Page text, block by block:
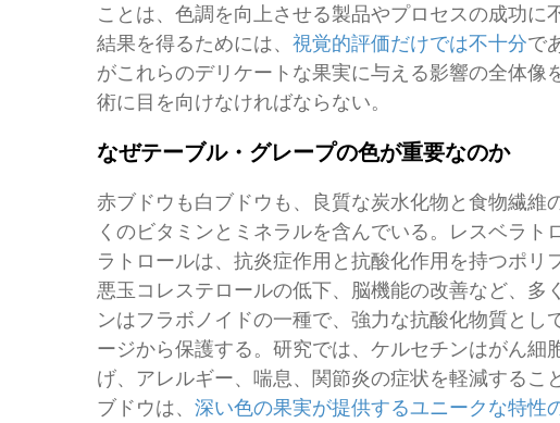
ことは、色調を向上させる製品やプロセスの成功に
結果を得るためには、 視覚的評価だけでは不十分で
がこれらのデリケートな果実に与える影響の全体像
術に目を向けなければならない。
なぜテーブル・グレープの色が重要なのか
赤ブドウも白ブドウも、良質な炭水化物と食物繊維
くのビタミンとミネラルを含んでいる。レスベラ
ラトロールは、抗炎症作用と抗酸化作用を持つポリ
悪玉コレステロールの低下、脳機能の改善など、多
ンはフラボノイドの一種で、強力な抗酸化物質とし
ージから保護する。研究では、ケルセチンはがん細
げ、アレルギー、喘息、関節炎の症状を軽減するこ
ブドウは、 深い色の果実が提供するユニークな特性